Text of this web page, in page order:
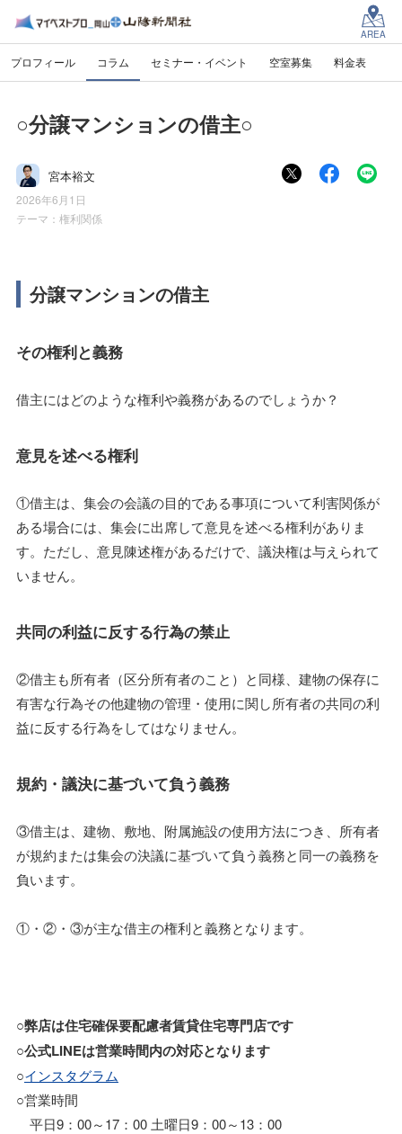
AREA
プロフィール コラム セミナー・イベント 空室募集 料金表
○分譲マンションの借主○
宮本裕文
2026年6月1日
テーマ： 権利関係
分譲マンションの借主
その権利と義務
借主にはどのような権利や義務があるのでしょうか？
意見を述べる権利
①借主は、集会の会議の目的である事項について利害関係が
ある場合には、集会に出席して意見を述べる権利がありま
す。ただし、意見陳述権があるだけで、議決権は与えられて
いません。
共同の利益に反する行為の禁止
②借主も所有者（区分所有者のこと）と同様、建物の保存に
有害な行為その他建物の管理・使用に関し所有者の共同の利
益に反する行為をしてはなりません。
規約・議決に基づいて負う義務
③借主は、建物、敷地、附属施設の使用方法につき、所有者
が規約または集会の決議に基づいて負う義務と同一の義務を
負います。
①・②・③が主な借主の権利と義務となります。
○弊店は住宅確保要配慮者賃貸住宅専門店です
○公式LINEは営業時間内の対応となります
○インスタグラム
○営業時間
平日9：00～17：00 土曜日9：00～13：00